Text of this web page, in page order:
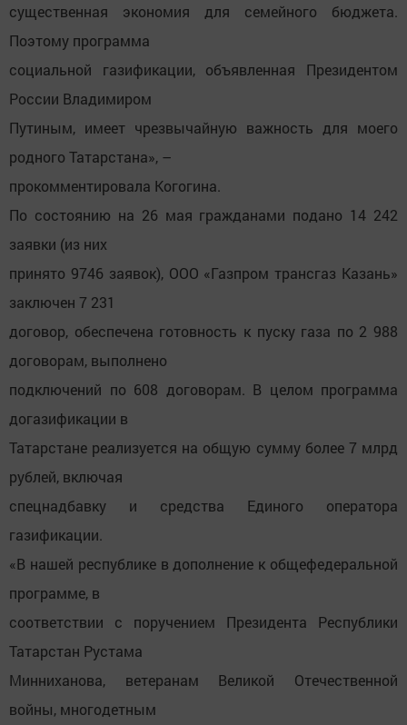
существенная экономия для семейного бюджета.
Поэтому программа
социальной газификации, объявленная Президентом
России Владимиром
Путиным, имеет чрезвычайную важность для моего
родного Татарстана», –
прокомментировала Когогина.
По состоянию на 26 мая гражданами подано 14 242
заявки (из них
принято 9746 заявок), ООО «Газпром трансгаз Казань»
заключен 7 231
договор, обеспечена готовность к пуску газа по 2 988
договорам, выполнено
подключений по 608 договорам. В целом программа
догазификации в
Татарстане реализуется на общую сумму более 7 млрд
рублей, включая
спецнадбавку и средства Единого оператора
газификации.
«В нашей республике в дополнение к общефедеральной
программе, в
соответствии с поручением Президента Республики
Татарстан Рустама
Минниханова, ветеранам Великой Отечественной
войны, многодетным